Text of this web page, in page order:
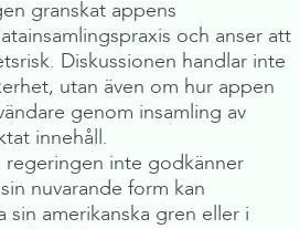
granskat appens
och anser att
Diskussionen handlar inte
utan även om hur appen
genom insamling av
innehåll.
regeringen inte godkänner
sin nuvarande form kan
sin amerikanska gren eller i